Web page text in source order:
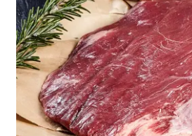
Carrito
Conservas y Platos Preparados
Contáctanos